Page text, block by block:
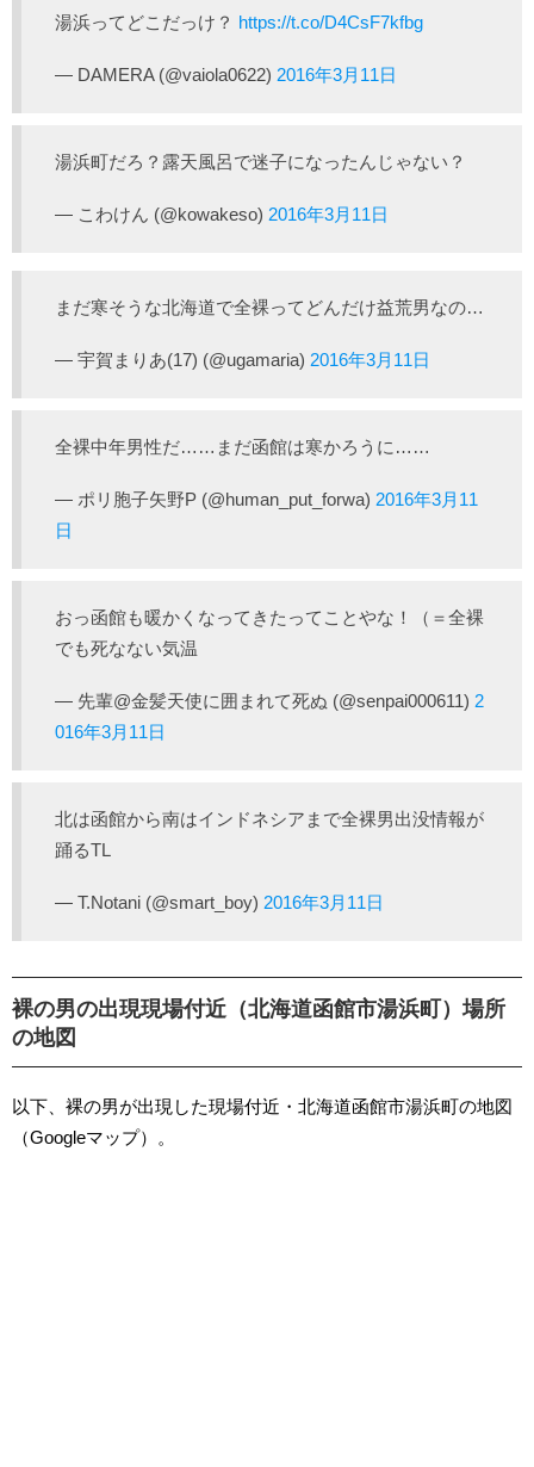
湯浜ってどこだっけ？ https://t.co/D4CsF7kfbg
— DAMERA (@vaiola0622) 2016年3月11日
湯浜町だろ？露天風呂で迷子になったんじゃない？
— こわけん (@kowakeso) 2016年3月11日
まだ寒そうな北海道で全裸ってどんだけ益荒男なの…
— 宇賀まりあ(17) (@ugamaria) 2016年3月11日
全裸中年男性だ……まだ函館は寒かろうに……
— ポリ胞子矢野P (@human_put_forwa) 2016年3月11
日
おっ函館も暖かくなってきたってことやな！（＝全裸
でも死なない気温
— 先輩@金髪天使に囲まれて死ぬ (@senpai000611) 2
016年3月11日
北は函館から南はインドネシアまで全裸男出没情報が
踊るTL
— T.Notani (@smart_boy) 2016年3月11日
裸の男の出現現場付近（北海道函館市湯浜町）場所
の地図
以下、裸の男が出現した現場付近・北海道函館市湯浜町の地図
（Googleマップ）。